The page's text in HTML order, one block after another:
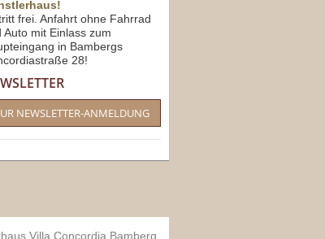
frei. Anfahrt ohne Fahrrad
Auto mit Einlass zum
in Bambergs
28!
NEWSLETTER-ANMELDUNG
Villa Concordia Bamberg